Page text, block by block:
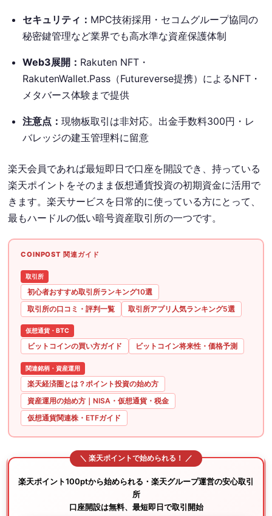
セキュリティ： MPC技術採用・セコムグループ協同の
秘密鍵管理など業界でも高水準な資産保護体制
Web3展開： Rakuten NFT・
RakutenWallet.Pass（Futureverse提携）によるNFT・
メタバース体験まで提供
注意点：現物板取引は非対応。出金手数料300円・レ
バレッジの建玉管理料に留意
楽天会員であれば最短即日で口座を開設でき、持っている
楽天ポイントをそのまま仮想通貨投資の初期資金に活用で
きます。楽天サービスを日常的に使っている方にとって、
最もハードルの低い暗号資産取引所の一つです。
COINPOST 関連ガイド
取引所
初心者おすすめ取引所ランキング10選
取引所の口コミ・評判一覧
取引所アプリ人気ランキング5選
仮想通貨・BTC
ビットコインの買い方ガイド ビットコイン将来性・価格予測
関連銘柄・資産運用
楽天経済圏とは？ポイント投資の始め方
資産運用の始め方｜NISA・仮想通貨・税金
仮想通貨関連株・ETFガイド
楽天ポイント100ptから始められる・楽天グループ運営の安心取引
所
口座開設は無料、最短即日で取引開始